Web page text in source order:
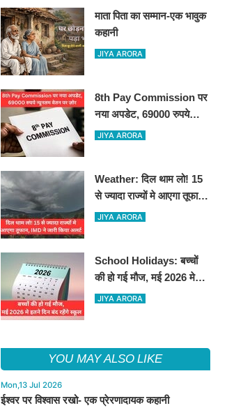
माता पिता का सम्मान-एक भावुक
कहानी
JIYA ARORA
8th Pay Commission पर
नया अपडेट, 69000 रुपये
न्यूनतम वेतन पर ज़ोर
JIYA ARORA
Weather: दिल थाम लो! 15
से ज्यादा राज्यों मे आएगा तूफान,
IMD ने जारी किया अलर्ट
JIYA ARORA
School Holidays: बच्चों
की हो गई मौज, मई 2026 मे
इतने दिन बंद रहेंगे स्कूल
JIYA ARORA
YOU MAY ALSO LIKE
Mon,13 Jul 2026
ईश्वर पर विश्वास रखो- एक प्रेरणादायक कहानी